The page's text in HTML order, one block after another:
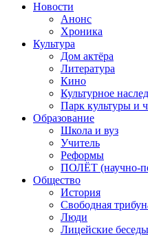
Новости
Анонс
Хроника
Культура
Дом актёра
Литература
Кино
Культурное
Парк культуры и
Образование
Школа и вуз
Учитель
Реформы
ПОЛЁТ (научно-
Общество
История
Свободная
Люди
Лицейские беседы